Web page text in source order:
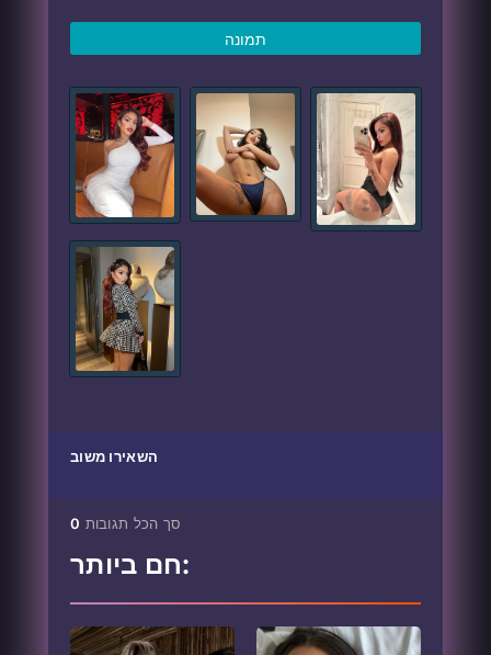
תמונה
השאירו משוב
סך הכל תגובות 0
חם ביותר: